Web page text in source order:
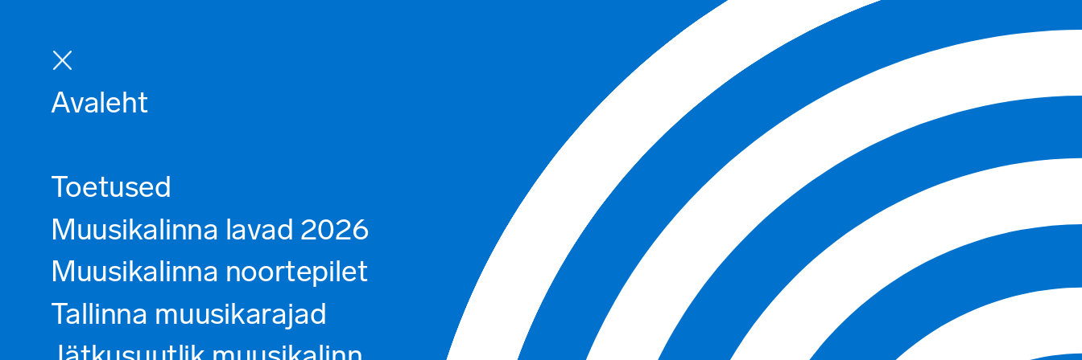
Avaleht
Toetused
Muusikalinna lavad 2026
Muusikalinna noortepilet
Tallinna muusikarajad